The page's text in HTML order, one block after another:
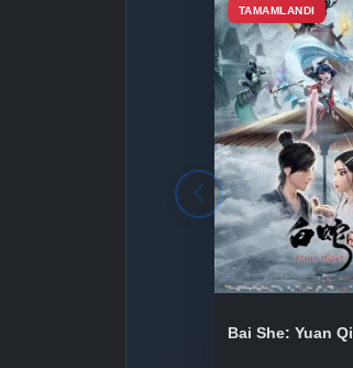
TAMAMLANDI
Bai She: Yuan Qi